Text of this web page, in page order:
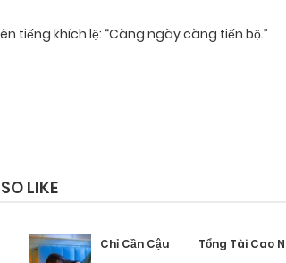
tiếng khích lệ: “Càng ngày càng tiến bộ.”
LIKE
Chỉ Cần Cậu Tổng Tài Cao